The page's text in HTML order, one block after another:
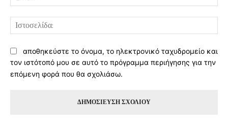
αποθηκεύστε το όνομα, το ηλεκτρονικό ταχυδρομείο και
τον ιστότοπό μου σε αυτό το πρόγραμμα περιήγησης για την
επόμενη φορά που θα σχολιάσω.